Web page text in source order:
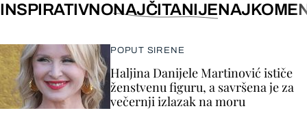
INSPIRATIVNONAJČITANIJE
POPUT SIRENE
Haljina Danijele Martinović ističe
ženstvenu figuru, a savršena je za
večernji izlazak na moru